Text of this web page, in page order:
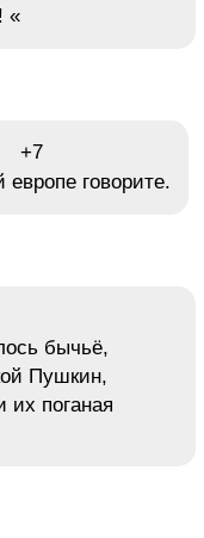
«
+7
европе говорите.
бычьё,
Пушкин,
их поганая